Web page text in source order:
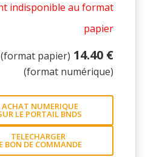
indisponible au format
papier
(format papier) 14.40 €
(format numérique)
ACHAT NUMERIQUE
LE PORTAIL BNDS
TELECHARGER
BON DE COMMANDE